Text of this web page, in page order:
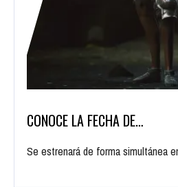
CONOCE LA FECHA DE…
Se estrenará de forma simultánea